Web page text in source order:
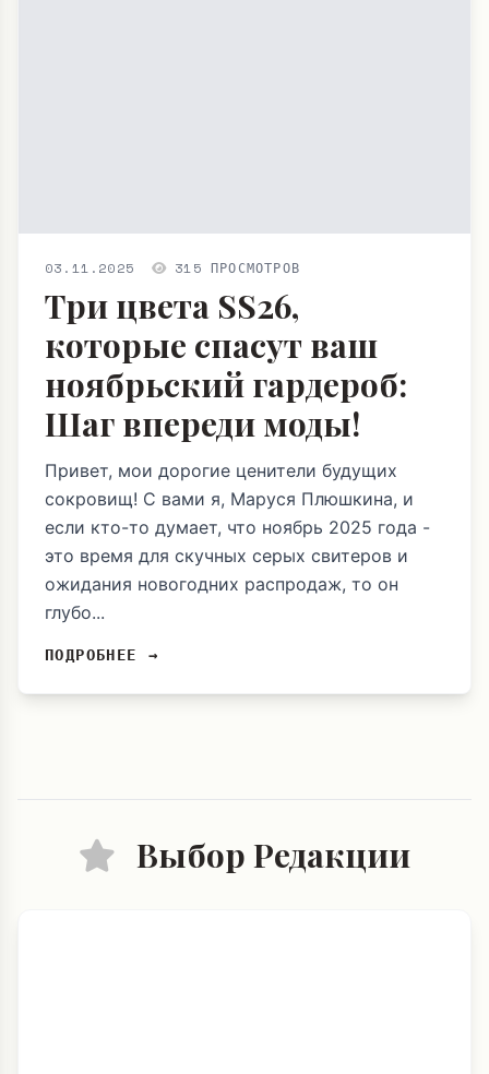
03.11.2025 315 ПРОСМОТРОВ
Три цвета SS26,
которые спасут ваш
ноябрьский гардероб:
Шаг впереди моды!
Привет, мои дорогие ценители будущих
сокровищ! С вами я, Маруся Плюшкина, и
если кто-то думает, что ноябрь 2025 года -
это время для скучных серых свитеров и
ожидания новогодних распродаж, то он
глубо...
ПОДРОБНЕЕ →
Выбор Редакции